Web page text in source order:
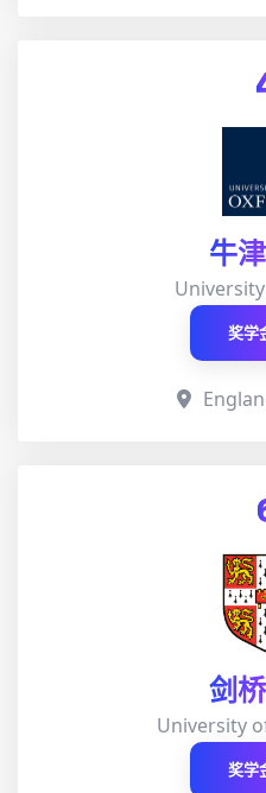
牛
奖学
剑
University
奖学